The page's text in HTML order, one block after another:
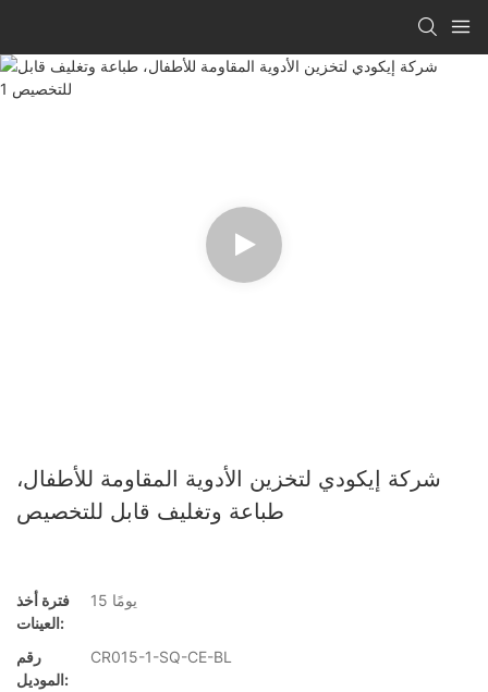
شركة إيكودي لتخزين الأدوية المقاومة للأطفال،
طباعة وتغليف قابل للتخصيص
فترة أخذ
العينات:
15 يومًا
رقم
الموديل:
CR015-1-SQ-CE-BL